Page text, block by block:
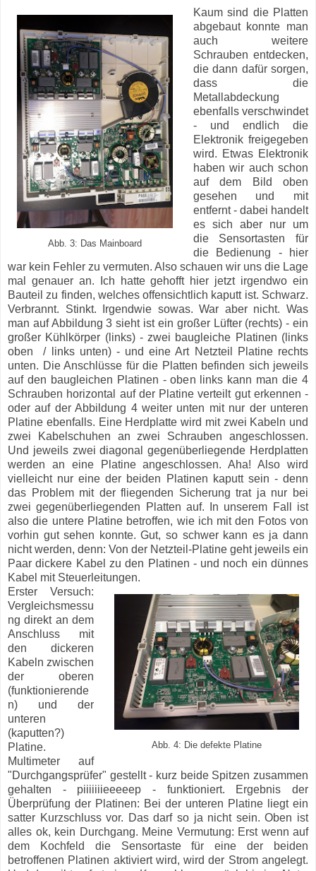
Abb. 3: Das Mainboard
Kaum sind die Platten
abgebaut konnte man
auch weitere
Schrauben entdecken,
die dann dafür sorgen,
dass die
Metallabdeckung
ebenfalls verschwindet
- und endlich die
Elektronik freigegeben
wird. Etwas Elektronik
haben wir auch schon
auf dem Bild oben
gesehen und mit
entfernt - dabei handelt
es sich aber nur um
die Sensortasten für
die Bedienung - hier
war kein Fehler zu vermuten. Also schauen wir uns die Lage
mal genauer an. Ich hatte gehofft hier jetzt irgendwo ein
Bauteil zu finden, welches offensichtlich kaputt ist. Schwarz.
Verbrannt. Stinkt. Irgendwie sowas. War aber nicht. Was
man auf Abbildung 3 sieht ist ein großer Lüfter (rechts) - ein
großer Kühlkörper (links) - zwei baugleiche Platinen (links
oben / links unten) - und eine Art Netzteil Platine rechts
unten. Die Anschlüsse für die Platten befinden sich jeweils
auf den baugleichen Platinen - oben links kann man die 4
Schrauben horizontal auf der Platine verteilt gut erkennen -
oder auf der Abbildung 4 weiter unten mit nur der unteren
Platine ebenfalls. Eine Herdplatte wird mit zwei Kabeln und
zwei Kabelschuhen an zwei Schrauben angeschlossen.
Und jeweils zwei diagonal gegenüberliegende Herdplatten
werden an eine Platine angeschlossen. Aha! Also wird
vielleicht nur eine der beiden Platinen kaputt sein - denn
das Problem mit der fliegenden Sicherung trat ja nur bei
zwei gegenüberliegenden Platten auf. In unserem Fall ist
also die untere Platine betroffen, wie ich mit den Fotos von
vorhin gut sehen konnte. Gut, so schwer kann es ja dann
nicht werden, denn: Von der Netzteil-Platine geht jeweils ein
Paar dickere Kabel zu den Platinen - und noch ein dünnes
Kabel mit Steuerleitungen.
Abb. 4: Die defekte Platine
Erster Versuch:
Vergleichsmessu
ng direkt an dem
Anschluss mit
den dickeren
Kabeln zwischen
der oberen
(funktionierende
n) und der
unteren
(kaputten?)
Platine.
Multimeter auf
"Durchgangsprüfer" gestellt - kurz beide Spitzen zusammen
gehalten - piiiiiiieeeeep - funktioniert. Ergebnis der
Überprüfung der Platinen: Bei der unteren Platine liegt ein
satter Kurzschluss vor. Das darf so ja nicht sein. Oben ist
alles ok, kein Durchgang. Meine Vermutung: Erst wenn auf
dem Kochfeld die Sensortaste für eine der beiden
betroffenen Platinen aktiviert wird, wird der Strom angelegt.